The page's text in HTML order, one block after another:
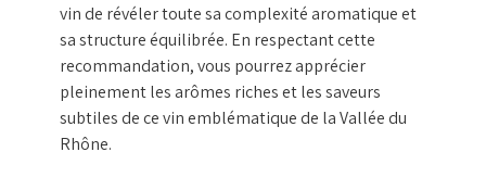
vin de révéler toute sa complexité aromatique et
sa structure équilibrée. En respectant cette
recommandation, vous pourrez apprécier
pleinement les arômes riches et les saveurs
subtiles de ce vin emblématique de la Vallée du
Rhône.